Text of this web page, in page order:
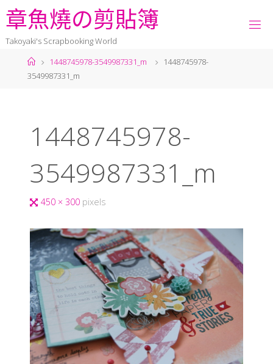
章魚燒の剪貼簿
Takoyaki's Scrapbooking World
1448745978-3549987331_m
1448745978-
3549987331_m
1448745978-
3549987331_m
450 × 300 pixels